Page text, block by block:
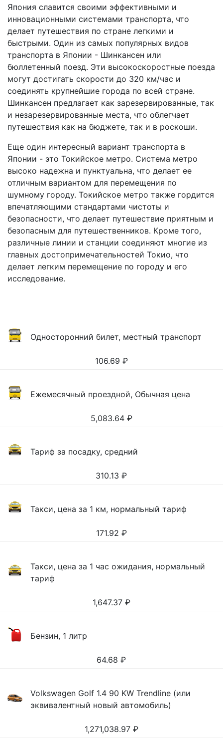
Япония славится своими эффективными и
инновационными системами транспорта, что
делает путешествия по стране легкими и
быстрыми. Один из самых популярных видов
транспорта в Японии - Шинкансен или
бюллетенный поезд. Эти высокоскоростные поезда
могут достигать скорости до 320 км/час и
соединять крупнейшие города по всей стране.
Шинкансен предлагает как зарезервированные, так
и незарезервированные места, что облегчает
путешествия как на бюджете, так и в роскоши.
Еще один интересный вариант транспорта в
Японии - это Токийское метро. Система метро
высоко надежна и пунктуальна, что делает ее
отличным вариантом для перемещения по
шумному городу. Токийское метро также гордится
впечатляющими стандартами чистоты и
безопасности, что делает путешествие приятным и
безопасным для путешественников. Кроме того,
различные линии и станции соединяют многие из
главных достопримечательностей Токио, что
делает легким перемещение по городу и его
исследование.
Односторонний билет, местный транспорт
106.69 ₽
Ежемесячный проездной, Обычная цена
5,083.64 ₽
Тариф за посадку, средний
310.13 ₽
Такси, цена за 1 км, нормальный тариф
171.92 ₽
Такси, цена за 1 час ожидания, нормальный
тариф
1,647.37 ₽
Бензин, 1 литр
64.68 ₽
Volkswagen Golf 1.4 90 KW Trendline (или
эквивалентный новый автомобиль)
1,271,038.97 ₽